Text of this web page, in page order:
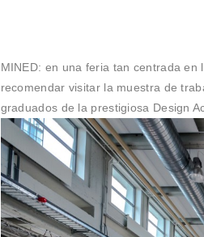
MINED: en una feria tan centrada
recomendar visitar la muestra de
graduados de la prestigiosa Design